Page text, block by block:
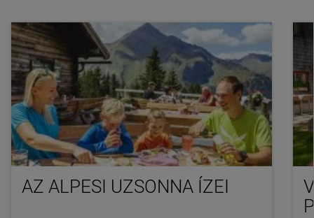
AZ ALPESI UZSONNA ÍZEI